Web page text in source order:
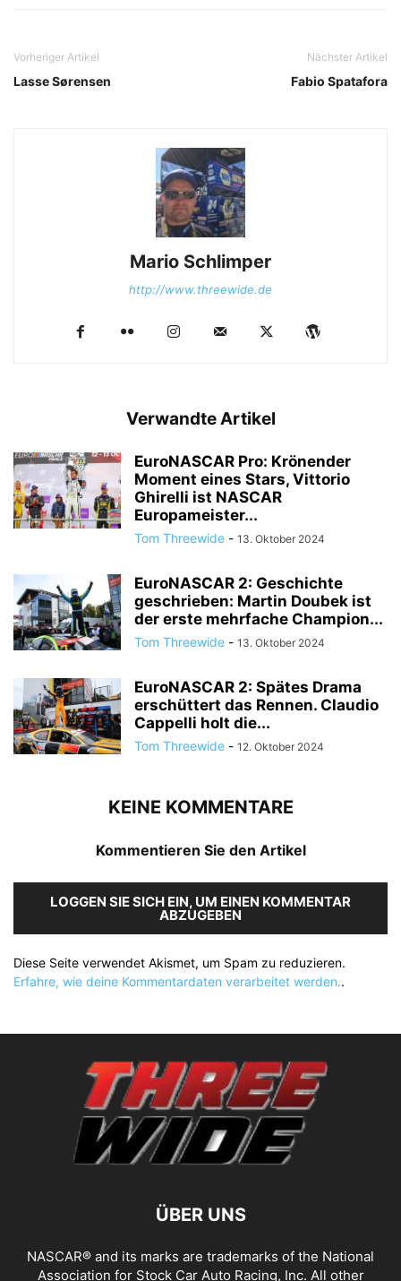
Vorheriger Artikel
Lasse Sørensen
Nächster Artikel
Fabio Spatafora
Mario Schlimper
http://www.threewide.de
Verwandte Artikel
EuroNASCAR Pro: Krönender
Moment eines Stars, Vittorio
Ghirelli ist NASCAR
Europameister...
Tom Threewide - 13. Oktober 2024
EuroNASCAR 2: Geschichte
geschrieben: Martin Doubek ist
der erste mehrfache Champion...
Tom Threewide - 13. Oktober 2024
EuroNASCAR 2: Spätes Drama
erschüttert das Rennen. Claudio
Cappelli holt die...
Tom Threewide - 12. Oktober 2024
KEINE KOMMENTARE
Kommentieren Sie den Artikel
LOGGEN SIE SICH EIN, UM EINEN KOMMENTAR
ABZUGEBEN
Diese Seite verwendet Akismet, um Spam zu reduzieren.
Erfahre, wie deine Kommentardaten verarbeitet werden..
ÜBER UNS
NASCAR® and its marks are trademarks of the National
Association for Stock Car Auto Racing, Inc. All other